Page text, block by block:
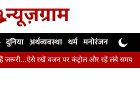
दुनिया अर्थव्यवस्था धर्म मनोरंजन खेल
पर कंट्रोल और रहें लंबे समय तक स्वस्थ